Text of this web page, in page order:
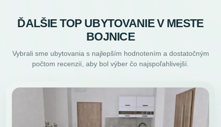
ĎALŠIE TOP UBYTOVANIE V MESTE
BOJNICE
Vybrali sme ubytovania s najlepším hodnotením a dostatočným
počtom recenzií, aby bol výber čo najspoľahlivejší.